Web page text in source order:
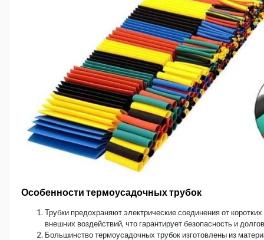
Особенности термоусадочных трубок
Трубки предохраняют электрические соединения от
внешних воздействий, что гарантирует безопасность и
Большинство термоусадочных трубок изготовлены из